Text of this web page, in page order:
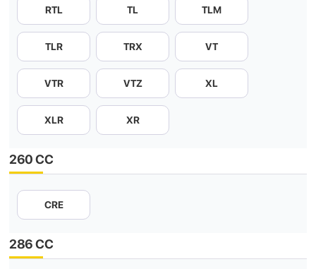
RTL TL TLM
TLR TRX VT
VTR VTZ XL
XLR XR
260 CC
CRE
286 CC